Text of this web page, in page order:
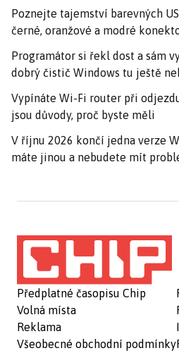
Poznejte tajemství barevných
černé, oranžové a modré
Programátor si řekl dost a sám
dobrý čistič Windows tu ještě
Vypínáte Wi-Fi router při
jsou důvody, proč byste měli
V říjnu 2026 končí jedna verze
máte jinou a nebudete mít
Předplatné časopisu Chip
Volná místa
Reklama
Všeobecné obchodní podmínky